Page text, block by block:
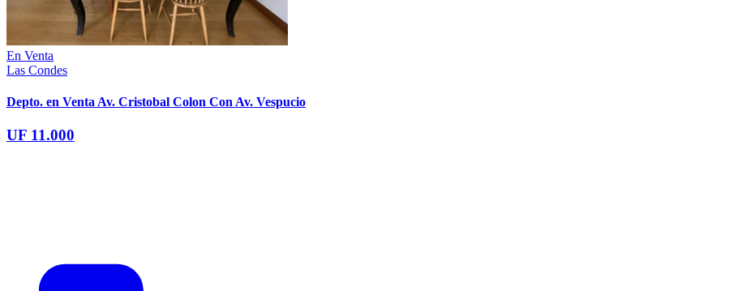
En Venta
Las Condes
Depto. en Venta Av. Cristobal Colon Con Av. Vespucio
UF 11.000